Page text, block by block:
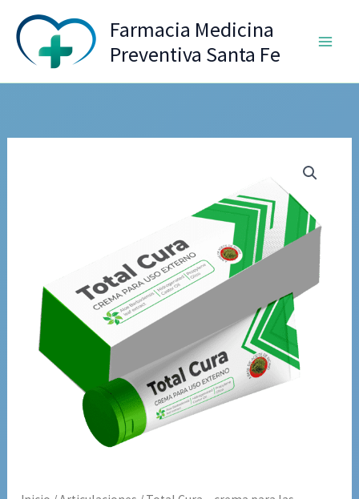
contenido
Farmacia Medicina
Preventiva Santa Fe